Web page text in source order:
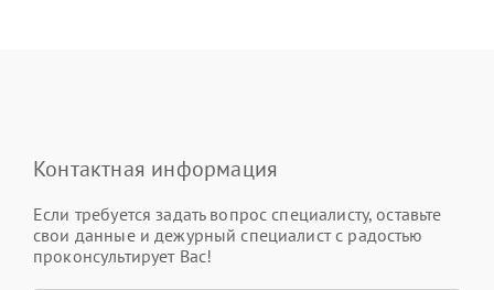
Контактная информация
Если требуется задать вопрос специалисту, оставьте
свои данные и дежурный специалист с радостью
проконсультирует Вас!